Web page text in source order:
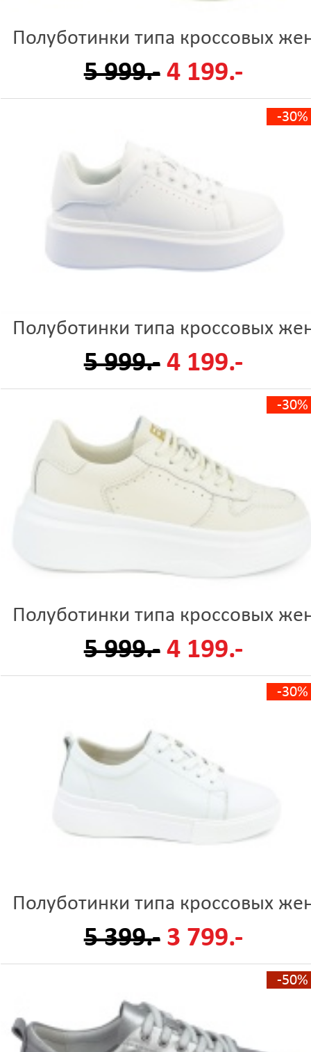
Полуботинки типа кроссовых
5 999.- 4 199.-
-30%
Полуботинки типа кроссовых
5 999.- 4 199.-
-30%
Полуботинки типа кроссовых
5 999.- 4 199.-
-30%
Полуботинки типа кроссовых
5 399.- 3 799.-
-50%